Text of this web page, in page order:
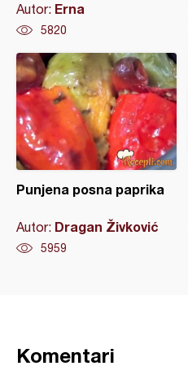
Autor: Erna
5820
Punjena posna paprika
Autor: Dragan Živković
5959
Komentari